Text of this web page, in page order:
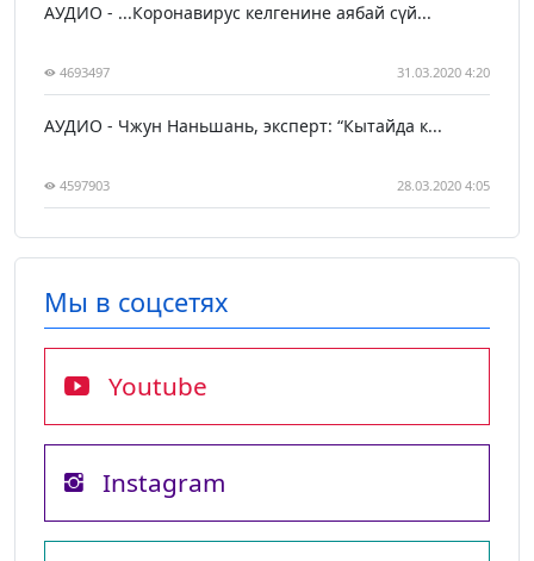
АУДИО - ...Коронавирус келгенине аябай сүй...
4693497 31.03.2020 4:20
АУДИО - Чжун Наньшань, эксперт: “Кытайда к...
4597903 28.03.2020 4:05
Мы в соцсетях
Youtube
Instagram